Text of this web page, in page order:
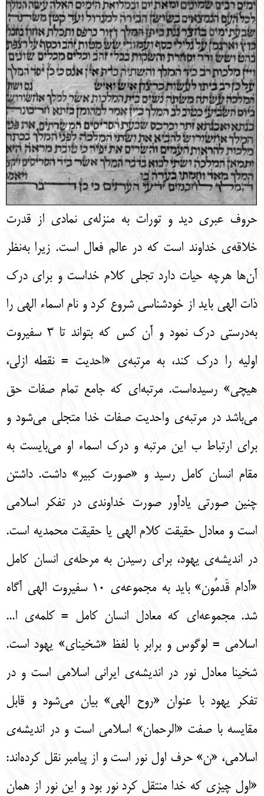
حروف عبری دید و تورات به منزله‌ی نمادی از قدرت
خلاقه‌ی خداوند است که در عالم فعال است. زیرا به‌نظر
آن‌ها هرچه حیات دارد تجلی کلام خداست و برای درک
ذات الهی باید از خودشناسی شروع کرد و نام اسماء الهی را
به‌درستی درک نمود و آن کس که بتواند تا 3 سفیروت
اولیه را درک کند، به مرتبه‌ی «احدیت = نقطه ازلی،
هیچی» رسیده‌است. مرتبه‌ای که جامع تمام صفات حق
می‌باشد در مرتبه‌ی واحدیت صفات خدا متجلی می‌شود و
برای ارتباط ب این مرتبه و درک اسماء او می‌بایست به
مقام انسان کامل رسید و «صورت کبیر» داشت. داشتن
چنین صورتی یادآور صورت خداوندی در تفکر اسلامی
است و معادل حقیقت کلام الهی یا حقیقت محمدیه است.
در اندیشه‌ی یهود، برای رسیدن به مرحله‌ی انسان کامل
«آدام قَدمُون» باید به مجموعه‌ی 10 سفیروت الهی آگاه
شد. مجموعه‌ای که معادل انسان کامل = کلمه‌ی ا...
اسلامی = لوگوس و برابر با لفظ «شخینای» یهود است.
شخینا معادل نور در اندیشه‌ی ایرانی اسلامی است و در
تفکر یهود با عنوان «روح الهی» بیان می‌شود و قابل
مقایسه با صفت «الرحمان» اسلامی است و در اندیشه‌ی
اسلامی، «ن» حرف اول نور است و از پیامبر نقل کرده‌اند:
«اول چیزی که خدا منتقل کرد نور بود و این نور از همان